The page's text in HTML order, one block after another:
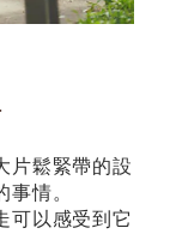
片鬆緊帶的設
情。
可以感受到它